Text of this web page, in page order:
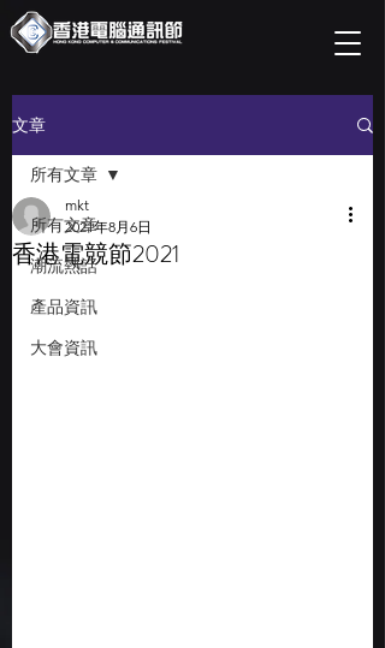
文章
所有文章
潮流熱話
產品資訊
大會資訊
所有文章
香港電競節2021
mkt
2021年8月6日